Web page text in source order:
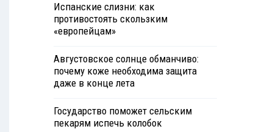
Испанские слизни: как
противостоять скользким
«европейцам»
Августовское солнце обманчиво:
почему коже необходима защита
даже в конце лета
Государство поможет сельским
пекарям испечь колобок